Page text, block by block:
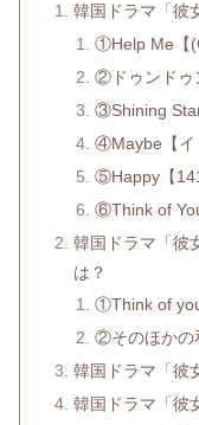
韓国ドラマ「彼
①Help Me【
②ドゥンドゥ
③Shining Star
④Maybe【イ
⑤Happy【
⑥Think of
韓国ドラマ「彼
は？
①Think of
②そのほかの
韓国ドラマ「彼
韓国ドラマ「彼